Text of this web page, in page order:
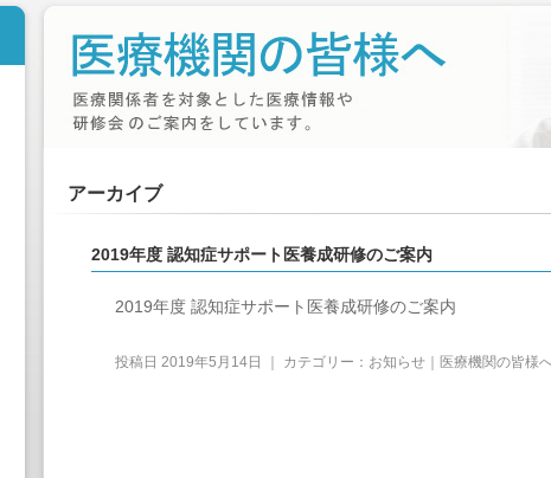
アーカイブ
2019年度 認知症サポート医養成研修のご案内
2019年度 認知症サポート医養成研修のご案内
投稿日 2019年5月14日 ｜ カテゴリー： お知らせ｜医療機関の皆様